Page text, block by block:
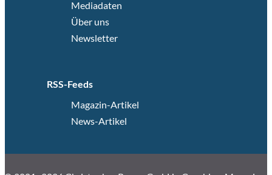
Mediadaten
Über uns
Newsletter
RSS-Feeds
Magazin-Artikel
News-Artikel